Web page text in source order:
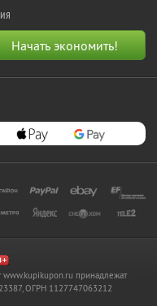
www.kupikupon.ru принадлежат
ОГРН 1127747063212